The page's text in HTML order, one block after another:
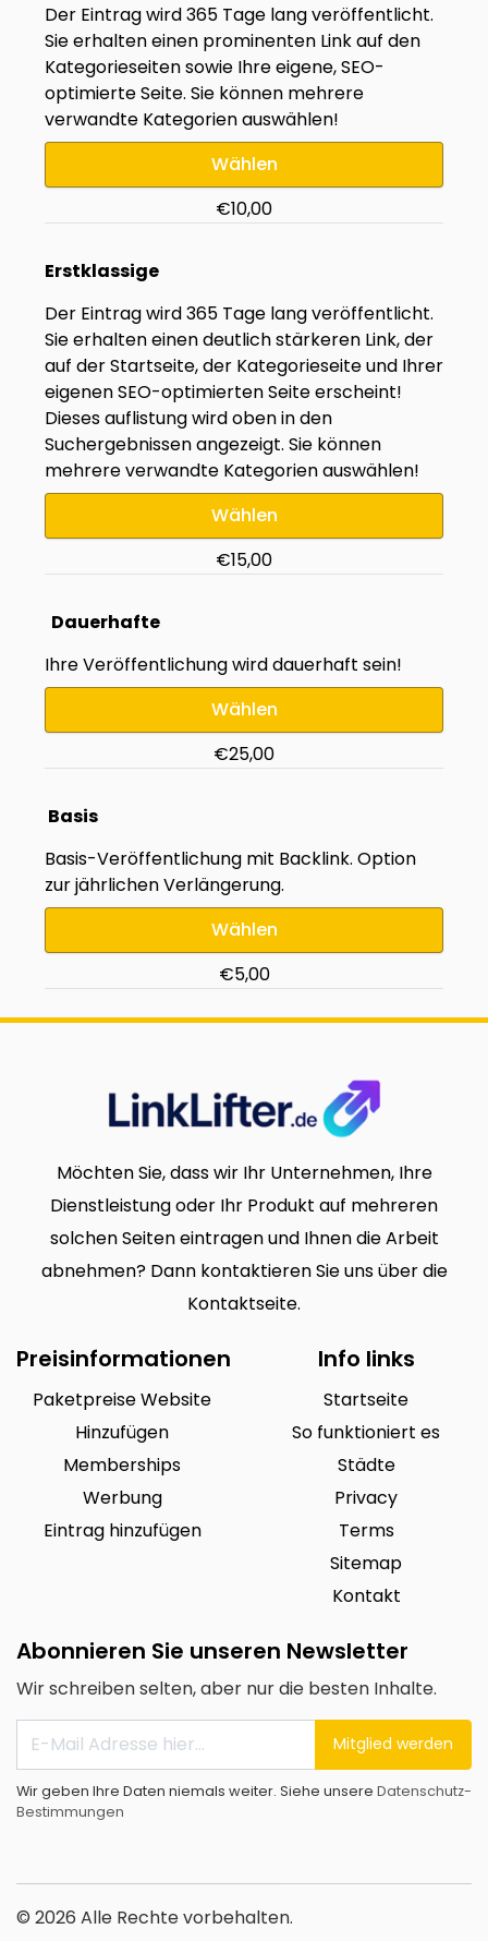
Der Eintrag wird 365 Tage lang veröffentlicht.
Sie erhalten einen prominenten Link auf den
Kategorieseiten sowie Ihre eigene, SEO-
optimierte Seite. Sie können mehrere
verwandte Kategorien auswählen!
Wählen
€10,00
Erstklassige
Der Eintrag wird 365 Tage lang veröffentlicht.
Sie erhalten einen deutlich stärkeren Link, der
auf der Startseite, der Kategorieseite und Ihrer
eigenen SEO-optimierten Seite erscheint!
Dieses auflistung wird oben in den
Suchergebnissen angezeigt. Sie können
mehrere verwandte Kategorien auswählen!
Wählen
€15,00
Dauerhafte
Ihre Veröffentlichung wird dauerhaft sein!
Wählen
€25,00
Basis
Basis-Veröffentlichung mit Backlink. Option
zur jährlichen Verlängerung.
Wählen
€5,00
Möchten Sie, dass wir Ihr Unternehmen, Ihre
Dienstleistung oder Ihr Produkt auf mehreren
solchen Seiten eintragen und Ihnen die Arbeit
abnehmen? Dann kontaktieren Sie uns über die
Kontaktseite.
Preisinformationen
Paketpreise Website
Hinzufügen
Memberships
Werbung
Eintrag hinzufügen
Info links
Startseite
So funktioniert es
Städte
Privacy
Terms
Sitemap
Kontakt
Abonnieren Sie unseren Newsletter
Wir schreiben selten, aber nur die besten Inhalte.
Mitglied werden
Wir geben Ihre Daten niemals weiter. Siehe unsere Datenschutz-
Bestimmungen
© 2026 Alle Rechte vorbehalten.